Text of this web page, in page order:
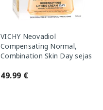
VICHY Neovadiol
Compensating Normal,
Combination Skin Day sejas
49.99 €